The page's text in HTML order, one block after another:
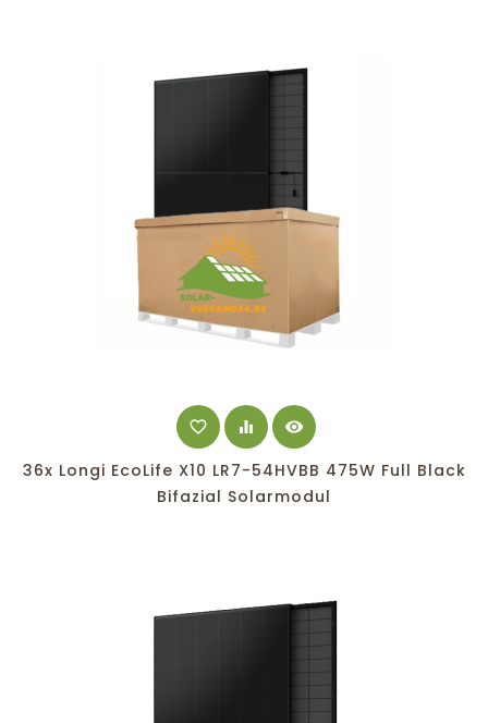
favorite_border equalizer visibility
36x Longi EcoLife X10 LR7-54HVBB 475W Full Black
Bifazial Solarmodul